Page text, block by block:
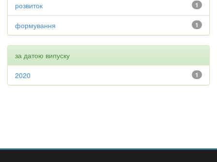
1
розвиток
1
формування
за датою випуску
1
2020